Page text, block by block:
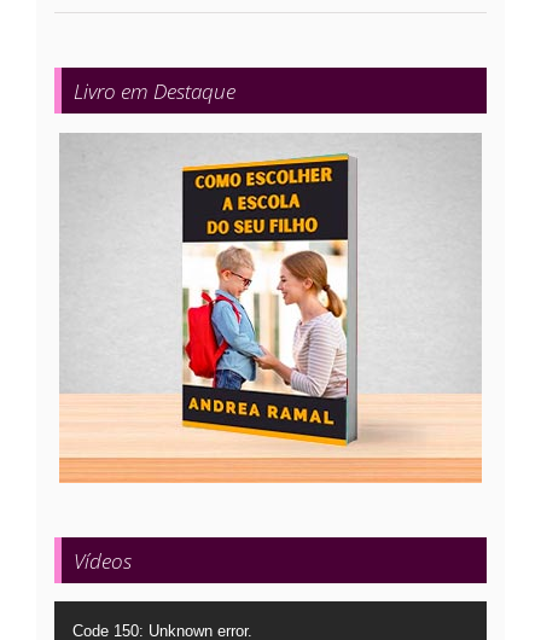
Livro em Destaque
Vídeos
Tocador
Code 150: Unknown error.